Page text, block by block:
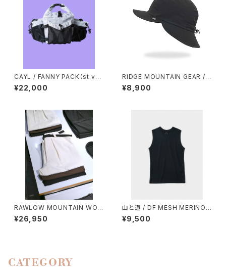
CAYL / FANNY PACK（st.vall
ey house exclusive mode
l）
¥22,000
RIDGE MOUNTAIN GEAR / S
HADE CAP
¥8,900
RAWLOW MOUNTAIN WOR
KS / HIKER BAKER PANTS
¥26,950
山と道 / DF MESH MERINO
SLEEVELESS（MEN）
¥9,500
CATEGORY